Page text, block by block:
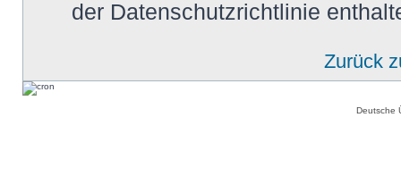
der Datenschutzrichtlinie
Zurück
Deutsche